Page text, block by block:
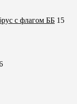
с флагом ББ 15